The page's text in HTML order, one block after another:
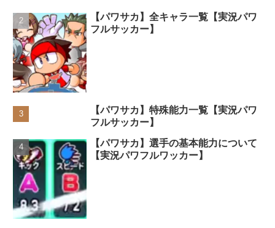
【パワサカ】全キャラ一覧【実況パワ
フルサッカー】
【パワサカ】特殊能力一覧【実況パワ
フルサッカー】
【パワサカ】選手の基本能力について
【実況パワフルワッカー】